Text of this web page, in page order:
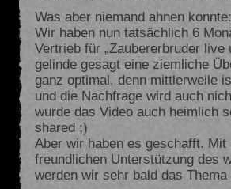
Was aber niemand ahnen
Wir haben nun tatsächlich 6
Vertrieb für „Zaubererbruder
gelinde gesagt eine ziemliche
ganz optimal, denn mittlerweile
und die Nachfrage wird auch
wurde das Video auch heimlich
shared ;)
Aber wir haben es geschafft.
freundlichen Unterstützung des
werden wir sehr bald das